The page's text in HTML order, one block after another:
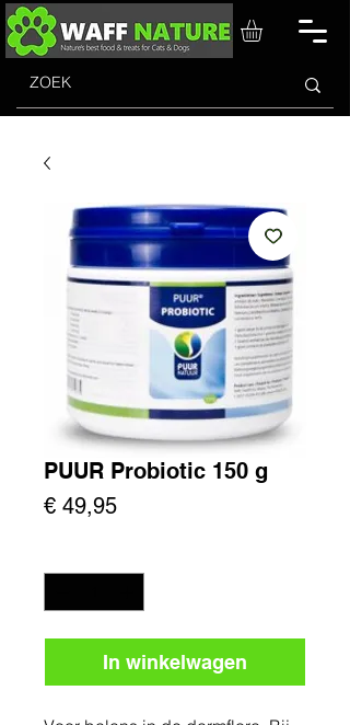
PUUR Probiotic 150 g
€ 49,95Prijs
In winkelwagen